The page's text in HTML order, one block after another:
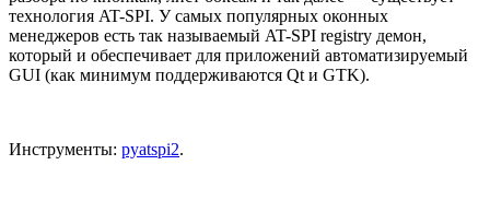
технология AT-SPI. У самых популярных оконных
менеджеров есть так называемый AT-SPI registry демон,
который и обеспечивает для приложений автоматизируемый
GUI (как минимум поддерживаются Qt и GTK).
Инструменты: pyatspi2.